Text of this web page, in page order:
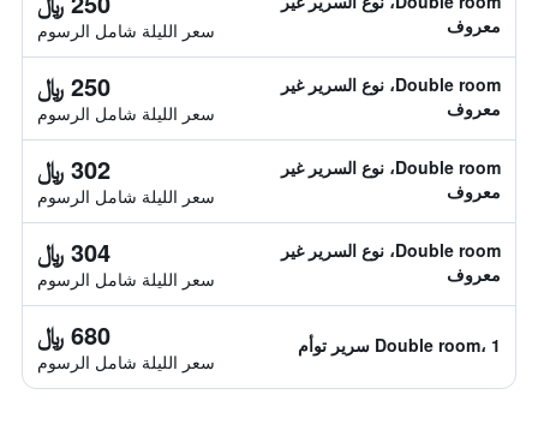
معروف
سعر الليلة شامل الرسوم
Double room، نوع السرير غير
معروف
250 ﷼
سعر الليلة شامل الرسوم
Double room، نوع السرير غير
معروف
302 ﷼
سعر الليلة شامل الرسوم
Double room، نوع السرير غير
معروف
304 ﷼
سعر الليلة شامل الرسوم
Double room، 1 سرير توأم 680 ﷼
سعر الليلة شامل الرسوم